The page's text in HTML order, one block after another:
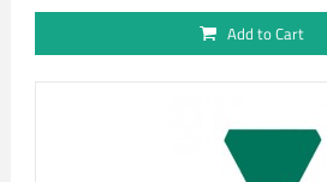
Add to Cart